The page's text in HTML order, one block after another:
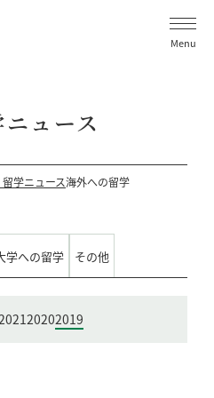
Menu
ュース
学ニュース海外への留学
学への留学 その他
20202019